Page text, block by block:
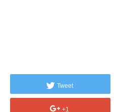
Tweet
+1